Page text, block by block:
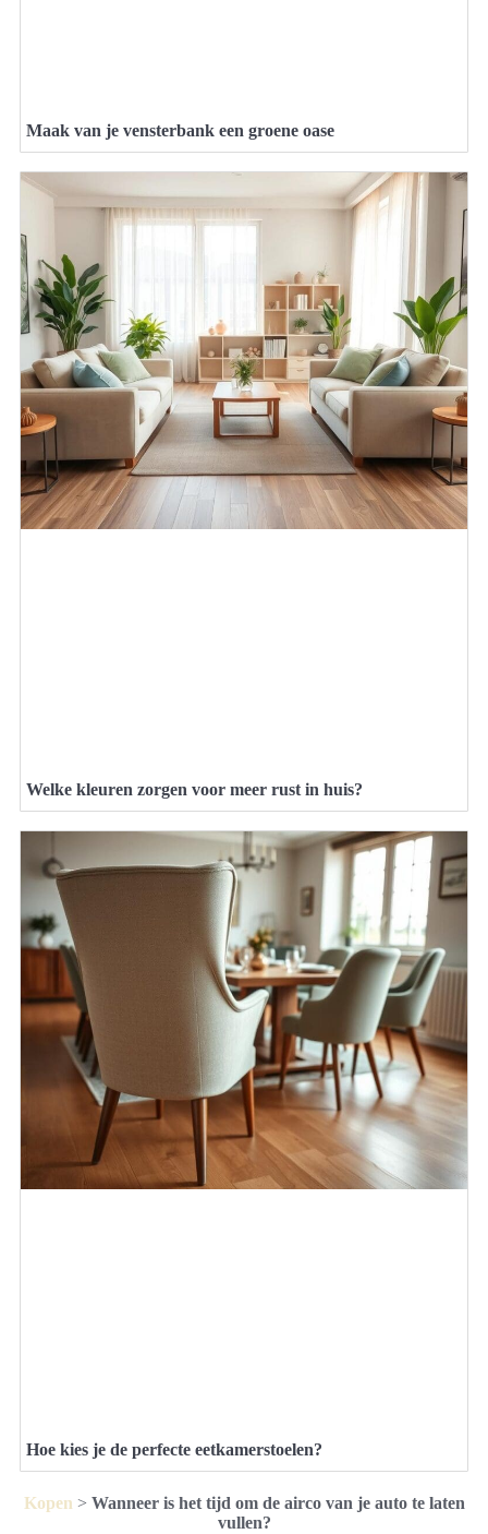
Maak van je vensterbank een groene oase
Welke kleuren zorgen voor meer rust in huis?
Hoe kies je de perfecte eetkamerstoelen?
Kopen > Wanneer is het tijd om de airco van je auto te laten
vullen?